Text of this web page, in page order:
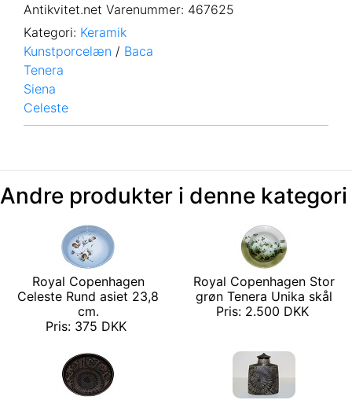
Antikvitet.net Varenummer: 467625
Kategori: Keramik
Kunstporcelæn / Baca
Tenera
Siena
Celeste
Andre produkter i denne kategori
Royal Copenhagen
Celeste Rund asiet 23,8
cm.
Pris: 375 DKK
Royal Copenhagen Stor
grøn Tenera Unika skål
Pris: 2.500 DKK